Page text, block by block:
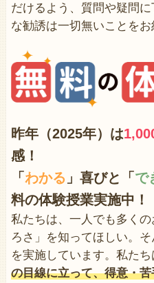
だけるよう、質問や疑問
な勧誘は一切無いことをお
昨年（2025年）は
感！
「わかる 」喜びと「で
料の体験授業実施中！
私たちは、一人でも多く
ろさ」を知ってほしい。
を実施しています。私たち
の目線に立って、得意・